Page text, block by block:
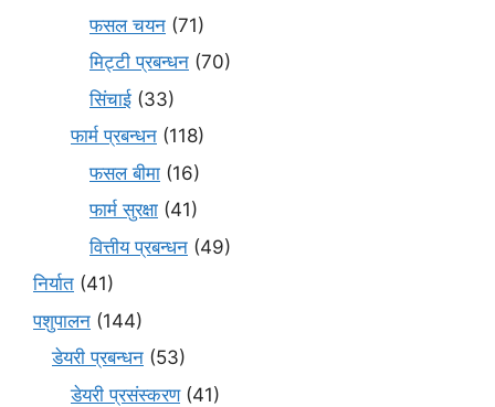
फसल चयन (71)
मि‌ट्टी प्रबन्धन (70)
सिंचाई (33)
फार्म प्रबन्धन (118)
फसल बीमा (16)
फार्म सुरक्षा (41)
वित्तीय प्रबन्धन (49)
निर्यात (41)
पशुपालन (144)
डेयरी प्रबन्धन (53)
डेयरी प्रसंस्करण(41)